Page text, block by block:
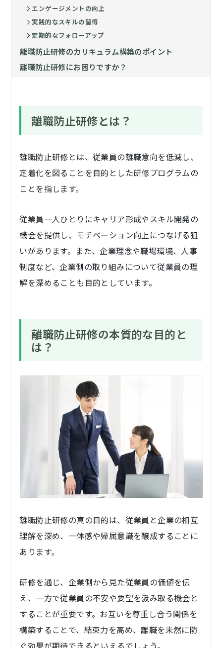
エンゲージメントの向上
実践的なスキルの習得
定期的なフォローアップ
離職防止研修のカリキュラム構築のポイント
離職防止研修にお困りですか？
離職防止研修とは？
離職防止研修とは、従業員の離職意向を低減し、
定着化を図ることを目的とした研修プログラムの
ことを指します。
従業員一人ひとりにキャリア形成やスキル開発の
機会を提供し、モチベーション向上につなげる狙
いがあります。また、企業理念や職場環境、人事
制度など、企業側の取り組みについて従業員の理
解を深めることも目的としています。
離職防止研修の本質的な目的と
は？
離職防止研修の真の目的は、従業員と企業の相互
理解を深め、一体感や帰属意識を醸成することに
あります。
研修を通じ、企業側から見た従業員の価値を伝
え、一方で従業員の不安や要望を汲み取る機会と
することが重要です。お互いを尊重し合う関係を
構築することで、結束力を高め、離職を未然に防
ぐ効果が期待できるといえるでしょう。